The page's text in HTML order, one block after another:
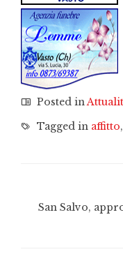
Posted in
Tagged in affitto,
San Salvo,